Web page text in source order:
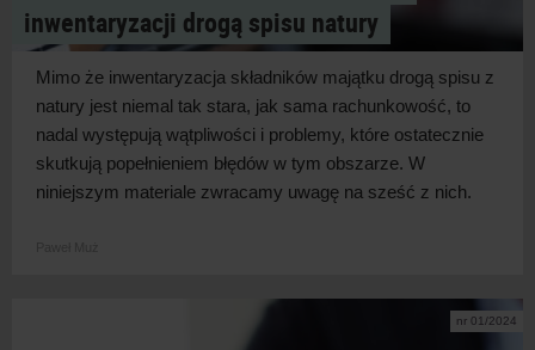
inwentaryzacji drogą spisu natury
Mimo że inwentaryzacja składników majątku drogą spisu z
natury jest niemal tak stara, jak sama rachunkowość, to
nadal występują wątpliwości i problemy, które ostatecznie
skutkują popełnieniem błędów w tym obszarze. W
niniejszym materiale zwracamy uwagę na sześć z nich.
nr 01/2024